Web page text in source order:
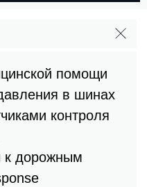
помощи
в шинах
контроля
к дорожным